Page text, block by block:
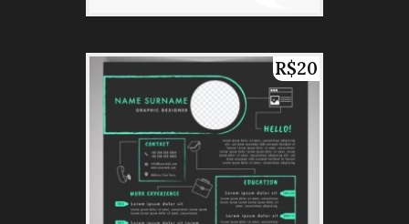
R$20